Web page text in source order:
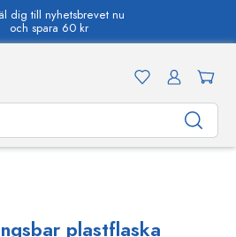
dig till nyhetsbrevet nu
och spara 60 kr
plastflaska